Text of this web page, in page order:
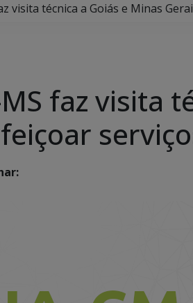
visita técnica a Goiás e Minas
MS faz visita